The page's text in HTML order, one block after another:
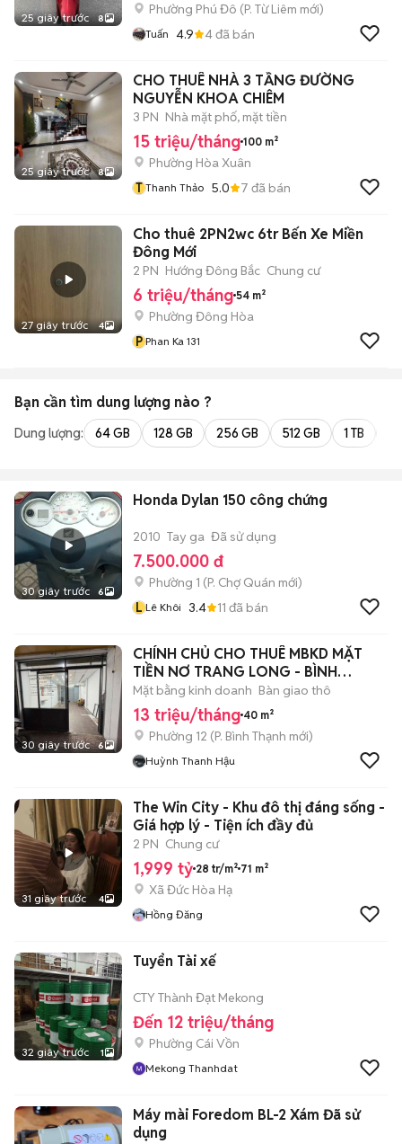
25 giây trước 8
Phường Phú Đô (P. Từ Liêm mới)
Tuấn 4.9 4đã bán
25 giây trước 8
CHO THUÊ NHÀ 3 TẦNG ĐƯỜNG
NGUYỄN KHOA CHIÊM
3 PN Nhà mặt phố, mặt tiền
15 triệu/tháng 100 m²
Phường Hòa Xuân
T Thanh Thảo 5.0 7 đã bán
27 giây trước 4
Cho thuê 2PN2wc 6tr Bến Xe Miền
Đông Mới
2 PN Hướng Đông Bắc Chung cư
6 triệu/tháng 54 m²
Phường Đông Hòa
P Phan Ka 131
Bạn cần tìm dung lượng nào ?
Dung lượng: 64 GB 128 GB 256 GB 512 GB 1 TB
30 giây trước 6
Honda Dylan 150 công chứng
2010 Tay ga Đã sử dụng
7.500.000 đ
Phường 1 (P. Chợ Quán mới)
L Lê Khôi 3.4 11 đã bán
30 giây trước 6
CHÍNH CHỦ CHO THUÊ MBKD MẶT
TIỀN NƠ TRANG LONG - BÌNH
THẠNH
Mặt bằng kinh doanh Bàn giao thô
13 triệu/tháng 40 m²
Phường 12 (P. Bình Thạnh mới)
Huỳnh Thanh Hậu
31 giây trước 4
The Win City - Khu đô thị đáng sống -
Giá hợp lý - Tiện ích đầy đủ
2 PN Chung cư
1,999 tỷ 28 tr/m² 71 m²
Xã Đức Hòa Hạ
Hồng Đăng
32 giây trước 1
Tuyển Tài xế
CTY Thành Đạt Mekong
Đến 12 triệu/tháng
Phường Cái Vồn
Mekong Thanhdat
Máy mài Foredom BL-2 Xám Đã sử
dụng